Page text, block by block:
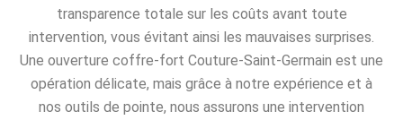
transparence totale sur les coûts avant toute
intervention, vous évitant ainsi les mauvaises surprises.
Une ouverture coffre-fort Couture-Saint-Germain est une
opération délicate, mais grâce à notre expérience et à
nos outils de pointe, nous assurons une intervention